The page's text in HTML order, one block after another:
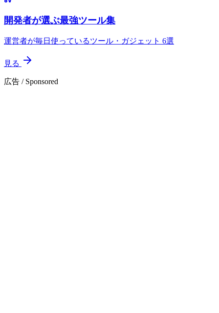
開発者が選ぶ最強ツール集
運営者が毎日使っているツール・ガジェット 6選
見る
広告 / Sponsored